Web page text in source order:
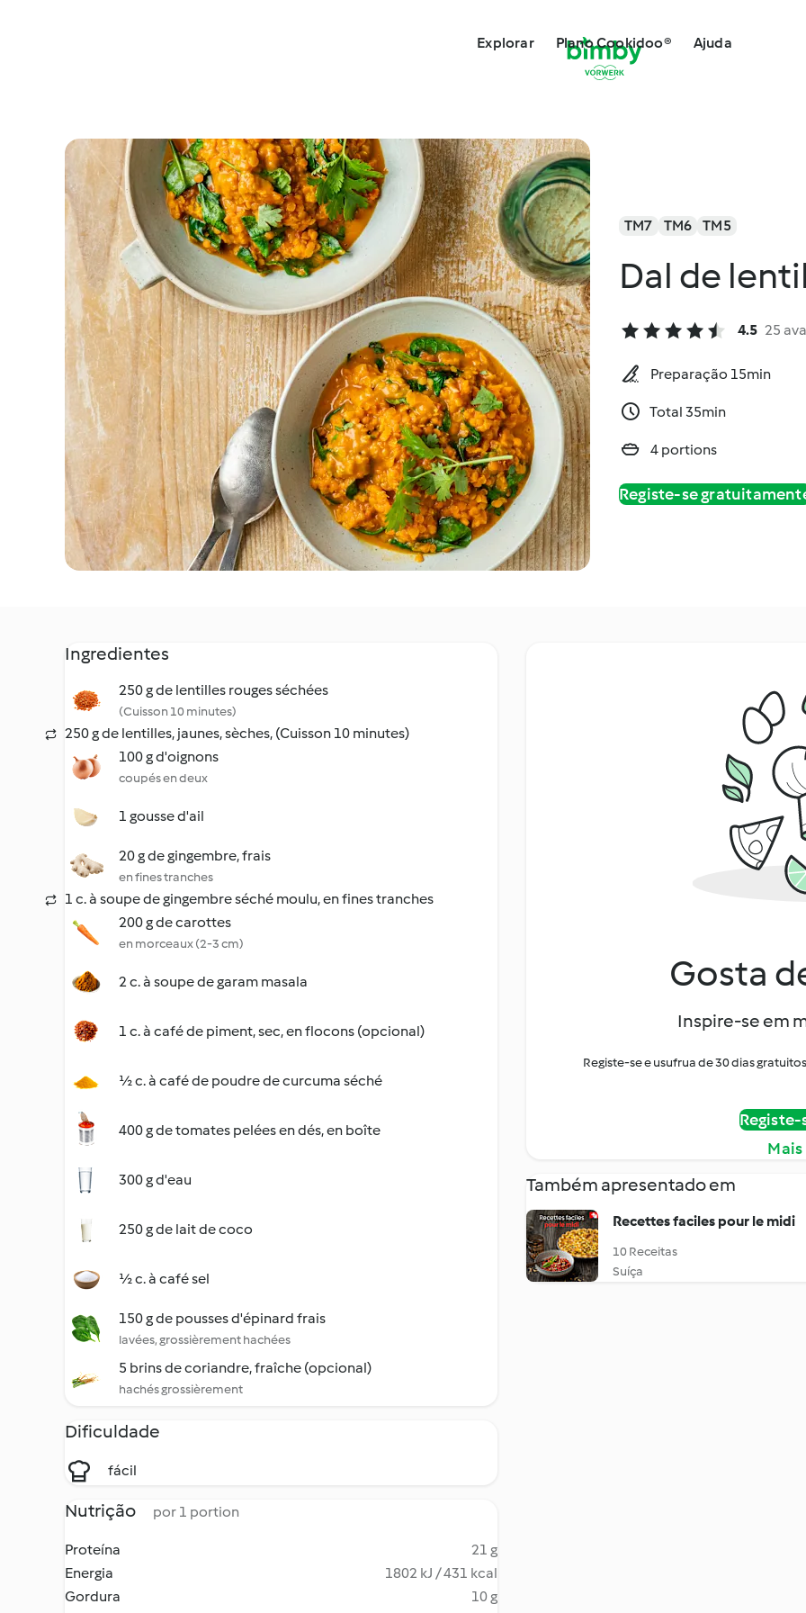
Explorar Plano Cookidoo® Ajuda
TM7 TM6 TM5
Dal de
4.5 25
Preparação 15min
Total 35min
4 portions
Registe-se
Ingredientes
250 g de lentilles rouges séchées
(Cuisson 10 minutes)
250 g de lentilles, jaunes, sèches, (Cuisson 10 minutes)
100 g d'oignons
coupés en deux
1 gousse d'ail
20 g de gingembre, frais
en fines tranches
1 c. à soupe de gingembre séché moulu, en fines tranches
200 g de carottes
en morceaux (2-3 cm)
2 c. à soupe de garam masala
1 c. à café de piment, sec, en flocons (opcional)
½ c. à café de poudre de curcuma séché
400 g de tomates pelées en dés, en boîte
300 g d'eau
250 g de lait de coco
½ c. à café sel
150 g de pousses d'épinard frais
lavées, grossièrement hachées
5 brins de coriandre, fraîche (opcional)
hachés grossièrement
Dificuldade
fácil
Nutrição por 1 portion
Proteína
21 g
Energia
1802 kJ / 431 kcal
Gordura
10 g
Gosta
Inspire-se em
Registe-se e usufrua de 30 dias
Também apresentado em
Recettes faciles pour le midi
10 Receitas
Suíça